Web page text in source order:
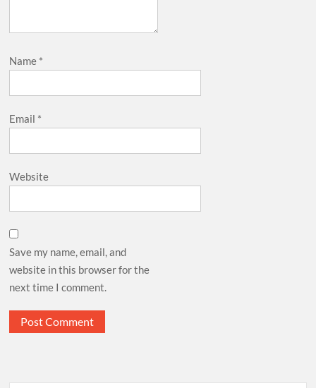
Name *
Email *
Website
Save my name, email, and
website in this browser for the
next time I comment.